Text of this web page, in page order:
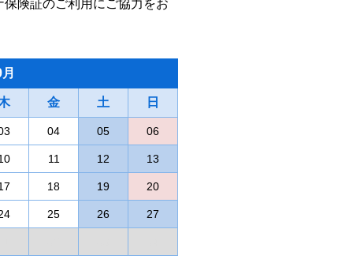
険証のご利用にご協力をお
があります。
しん対策事業について
れています。
でも受けたくない）事もあ
、土曜日・第2、4日曜日午前
金 土 日
04 05 06
11 12 13
18 19 20
25 26 27